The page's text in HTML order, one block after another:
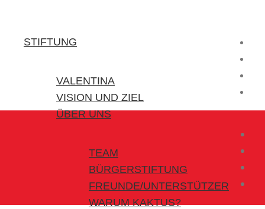
STIFTUNG
VALENTINA
VISION UND ZIEL
ÜBER UNS
TEAM
BÜRGERSTIFTUNG
FREUNDE/UNTERSTÜTZER
WARUM KAKTUS?